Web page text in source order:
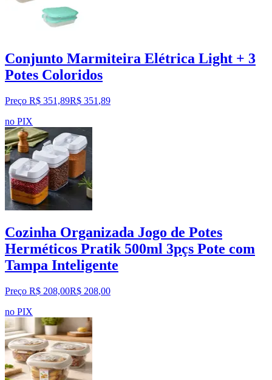
Conjunto Marmiteira Elétrica Light + 3
Potes Coloridos
Preço R$ 351,89R$ 351 ,89
no PIX
Cozinha Organizada Jogo de Potes
Herméticos Pratik 500ml 3pçs Pote com
Tampa Inteligente
Preço R$ 208,00R$ 208,00
no PIX